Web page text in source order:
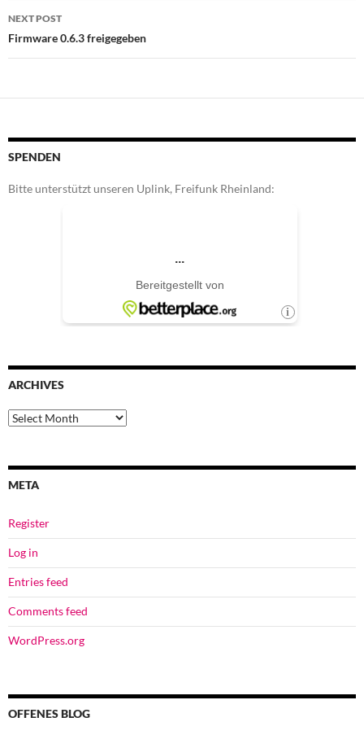
NEXT POST
Firmware 0.6.3 freigegeben
SPENDEN
Bitte unterstützt unseren Uplink, Freifunk Rheinland:
ARCHIVES
Archives
META
Register
Log in
Entries feed
Comments feed
WordPress.org
OFFENES BLOG